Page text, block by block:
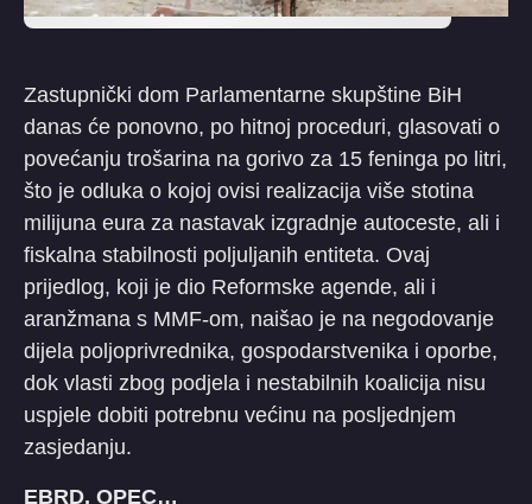
Zastupnički dom Parlamentarne skupštine BiH
danas će ponovno, po hitnoj proceduri, glasovati o
povećanju trošarina na gorivo za 15 feninga po litri,
što je odluka o kojoj ovisi realizacija više stotina
milijuna eura za nastavak izgradnje autoceste, ali i
fiskalna stabilnosti poljuljanih entiteta. Ovaj
prijedlog, koji je dio Reformske agende, ali i
aranžmana s MMF-om, naišao je na negodovanje
dijela poljoprivrednika, gospodarstvenika i oporbe,
dok vlasti zbog podjela i nestabilnih koalicija nisu
uspjele dobiti potrebnu većinu na posljednjem
zasjedanju.
EBRD, OPEC…